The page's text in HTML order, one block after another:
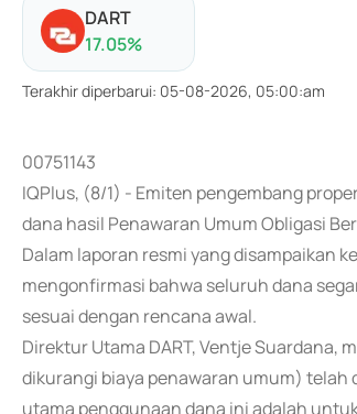
DART
17.05%
Terakhir diperbarui: 05-08-2026, 05:00:am
00751143
IQPlus, (8/1) - Emiten pengembang
dana hasil Penawaran Umum Obligasi
Dalam laporan resmi yang disampaikan
mengonfirmasi bahwa seluruh dana
sesuai dengan rencana awal.
Direktur Utama DART, Ventje Suardana,
dikurangi biaya penawaran umum)
utama penggunaan dana ini adalah